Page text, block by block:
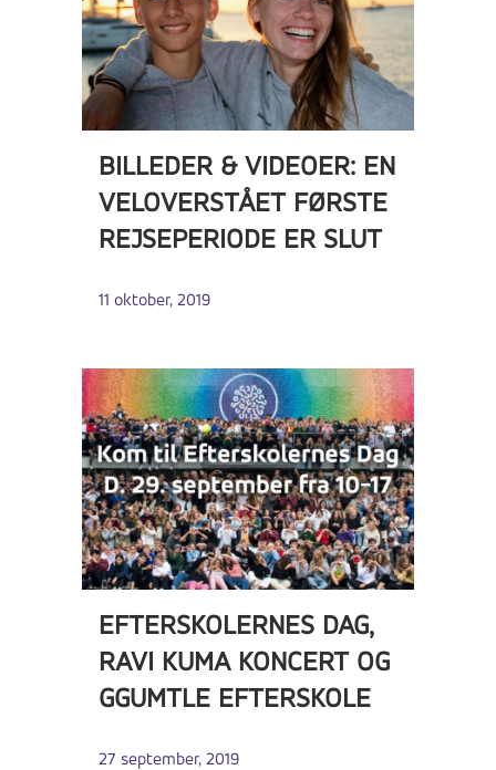
BILLEDER & VIDEOER: EN
VELOVERSTÅET FØRSTE
REJSEPERIODE ER SLUT
11 oktober, 2019
EFTERSKOLERNES DAG,
RAVI KUMA KONCERT OG
GGUMTLE EFTERSKOLE
27 september, 2019